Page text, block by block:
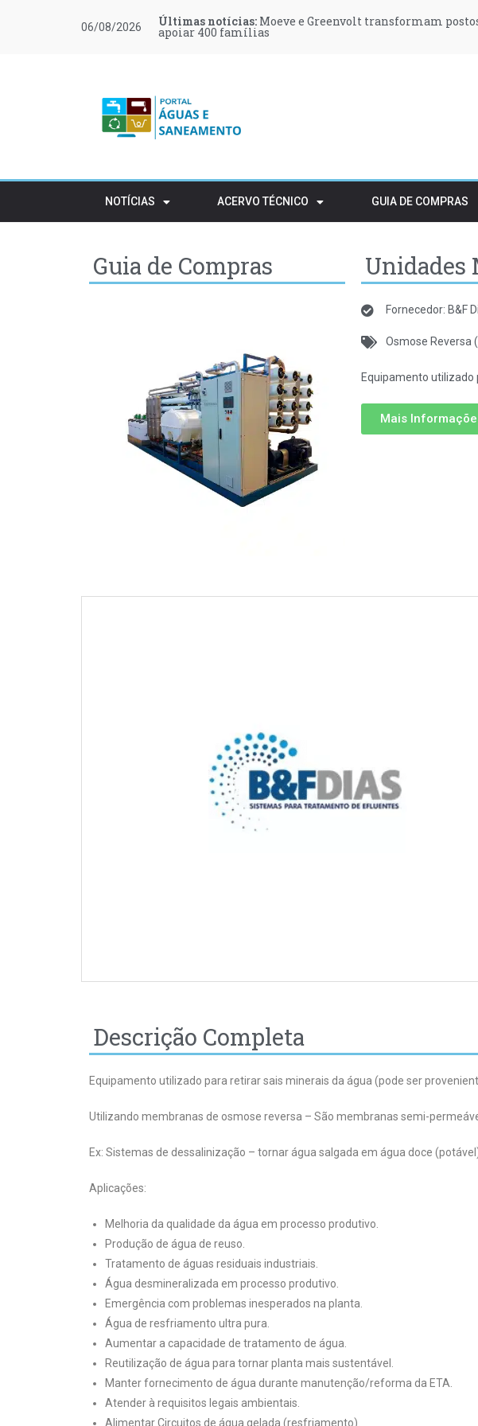
06/08/2026 Últimas notícias: Moeve e Greenvolt transformam
apoiar 400 famílias
Últimas notícias: Novas regras reforçam proteção do
rústico
Últimas notícias: Retalho e HORECA podem vender
Últimas notícias: Procura de profissionais em empregos
Últimas notícias: Várias zonas de Manteigas sem água
Últimas notícias: LOCTITE 243 e 270 incorporam
NOTÍCIAS ACERVO TÉCNICO GUIA DE COMPRAS
Guia de Compras Unidades
Fornecedor: B&F
Osmose Reversa
Equipamento utilizado
Mais
Descrição Completa
Equipamento utilizado para retirar sais minerais da água (pode ser
Utilizando membranas de osmose reversa – São membranas semi-
Ex: Sistemas de dessalinização – tornar água salgada em água doce
Aplicações:
Melhoria da qualidade da água em processo produtivo.
Produção de água de reuso.
Tratamento de águas residuais industriais.
Água desmineralizada em processo produtivo.
Emergência com problemas inesperados na planta.
Água de resfriamento ultra pura.
Aumentar a capacidade de tratamento de água.
Reutilização de água para tornar planta mais sustentável.
Manter fornecimento de água durante manutenção/reforma da ETA.
Atender à requisitos legais ambientais.
Alimentar Circuitos de água gelada (resfriamento).